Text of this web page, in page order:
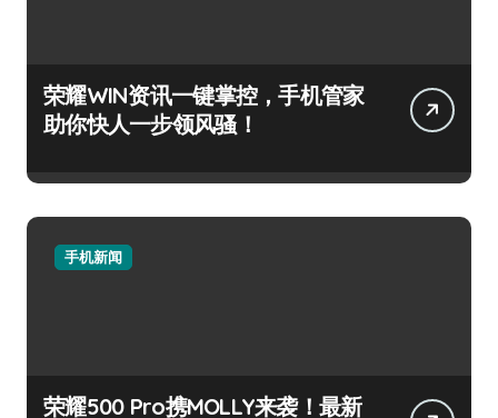
荣耀WIN资讯一键掌控，手机管家
助你快人一步领风骚！
手机新闻
荣耀500 Pro携MOLLY来袭！最新